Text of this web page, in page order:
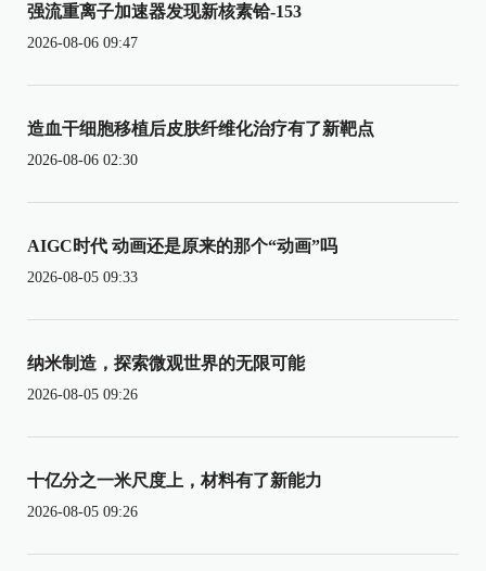
强流重离子加速器发现新核素铪-153
2026-08-06 09:47
造血干细胞移植后皮肤纤维化治疗有了新靶点
2026-08-06 02:30
AIGC时代 动画还是原来的那个“动画”吗
2026-08-05 09:33
纳米制造，探索微观世界的无限可能
2026-08-05 09:26
十亿分之一米尺度上，材料有了新能力
2026-08-05 09:26